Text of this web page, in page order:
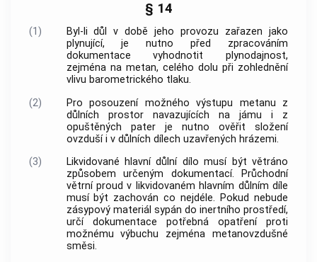
§ 14
(1)
Byl-li důl v době jeho provozu zařazen jako
plynující, je nutno před zpracováním
dokumentace vyhodnotit plynodajnost,
zejména na metan, celého dolu při zohlednění
vlivu barometrického tlaku.
(2)
Pro posouzení možného výstupu metanu z
důlních prostor navazujících na jámu i z
opuštěných pater je nutno ověřit složení
ovzduší i v důlních dílech uzavřených hrázemi.
(3)
Likvidované hlavní důlní dílo musí být větráno
způsobem určeným dokumentací. Průchodní
větrní proud v likvidovaném hlavním důlním díle
musí být zachován co nejdéle. Pokud nebude
zásypový materiál sypán do inertního prostředí,
určí dokumentace potřebná opatření proti
možnému výbuchu zejména metanovzdušné
směsi.